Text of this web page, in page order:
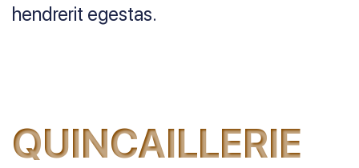
hendrerit egestas.
QUINCAILLERIE